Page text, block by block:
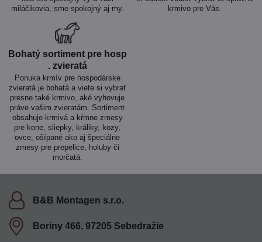
miláčikovia, sme spokojný aj my.
krmivo pre Vás.
Bohatý sortiment pre hosp​
. zvieratá
Ponuka krmív pre hospodárske
zvieratá je bohatá a viete si vybrať
presne také krmivo, aké vyhovuje
práve vašim zvieratám. Sortiment
obsahuje krmivá a kŕmne zmesy
pre kone, sliepky, králiky, kozy,
ovce, ošípané ako aj špeciálne
zmesy pre prepelice, holuby či
morčatá.
B&B Montagen s​.r​.o​.
Boriny 466, 97205 Sebedražie